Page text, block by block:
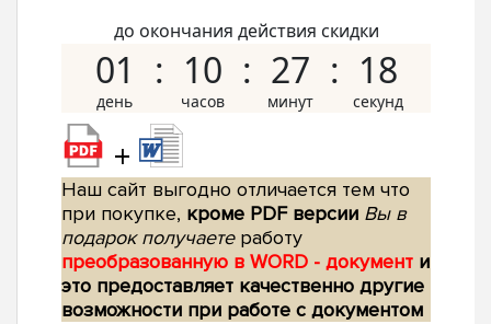
до окончания действия скидки
01 10 27 17
+
Наш сайт выгодно отличается тем что
при покупке, кроме PDF версии Вы в
подарок получаетеработу
преобразованную в WORD - документ и
это предоставляет качественно другие
возможности при работе с документом